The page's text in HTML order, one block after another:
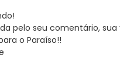
pelo seu comentário,
o Paraíso!!